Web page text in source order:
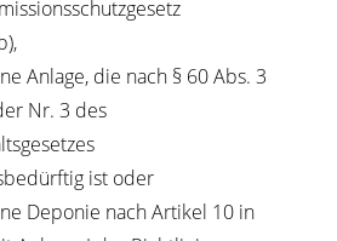
Anlage, die nach § 60 Abs. 3
Nr. 3 des
ist oder
Deponie nach Artikel 10 in